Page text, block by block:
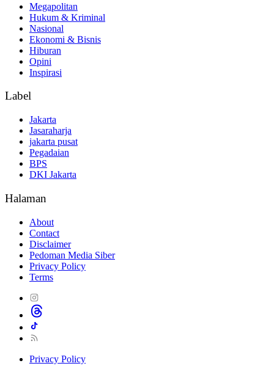
Megapolitan
Hukum & Kriminal
Nasional
Ekonomi & Bisnis
Hiburan
Opini
Inspirasi
Label
Jakarta
Jasaraharja
jakarta pusat
Pegadaian
BPS
DKI Jakarta
Halaman
About
Contact
Disclaimer
Pedoman Media Siber
Privacy Policy
Terms
Privacy Policy